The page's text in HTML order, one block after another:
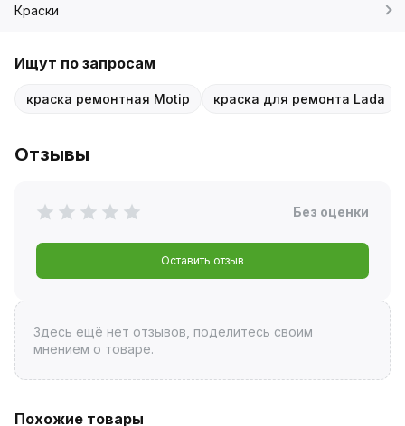
Краски
Ищут по запросам
краска ремонтная Motip краска для ремонта Lada
Отзывы
Без оценки
Оставить отзыв
Здесь ещё нет отзывов, поделитесь своим
мнением о товаре.
Похожие товары